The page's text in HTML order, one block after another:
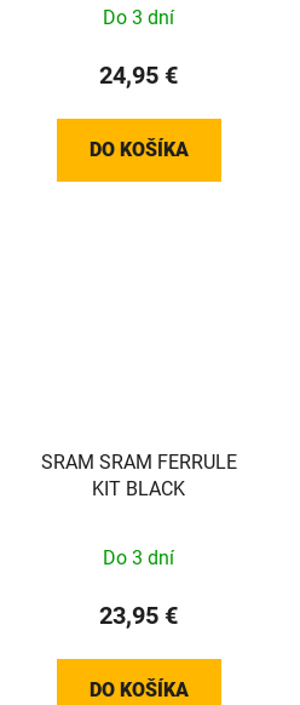
Do 3 dní
24,95 €
DO KOŠÍKA
SRAM SRAM FERRULE
KIT BLACK
Do 3 dní
23,95 €
DO KOŠÍKA